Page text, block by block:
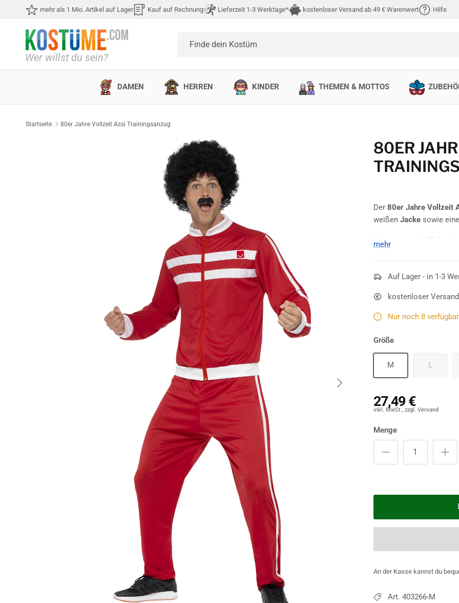
Direkt zum Inhaltmehr als 1 Mio. Artikel auf Lager Kauf auf Rechnung Lieferzeit 1-3 Werktage* kostenloser Versand ab 49 € Warenwert Hilfe
Finde dein Kostüm
DAMEN HERREN KINDER THEMEN & MOTTOS
Startseite 80er Jahre Vollzeit Assi Trainingsanzug
Nächste
80ER
Der 80er Jahre Vollzeit
weißen Jackesowie
An einem ordentlichen
Outfits sind in den
Jahrzehnts. Auf der
Brust und an den
mehr
Auf Lager - in 1-3
kostenloser
Nur noch 8
Größe
M L
27,49 €
Menge
An der Kasse kannst du
Art. 403266-M